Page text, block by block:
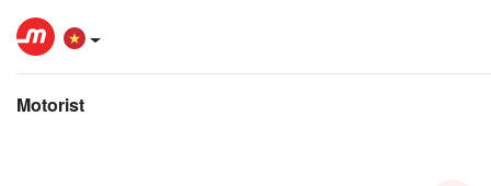
Motorist